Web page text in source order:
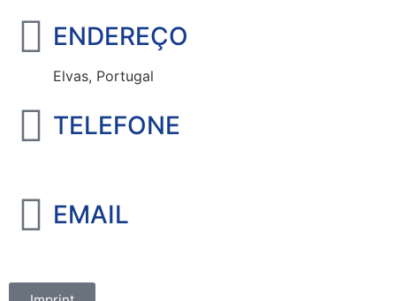
ENDEREÇO
Elvas, Portugal
TELEFONE
EMAIL